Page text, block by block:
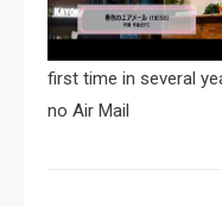
first time in several
no Air Mail